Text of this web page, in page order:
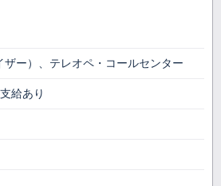
ザー）、テレオペ・コールセンター
給あり